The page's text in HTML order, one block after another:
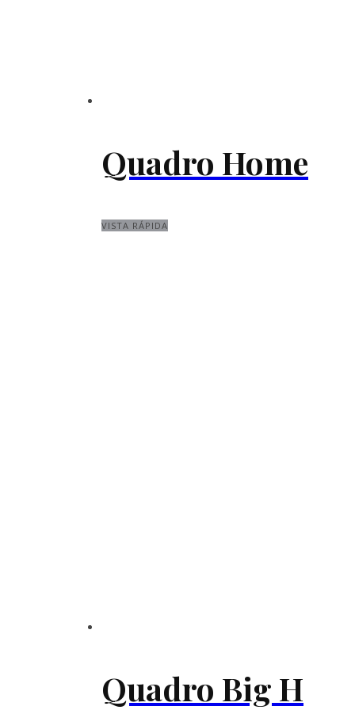
Quadro Home
VISTA RÁPIDA
Quadro Big H